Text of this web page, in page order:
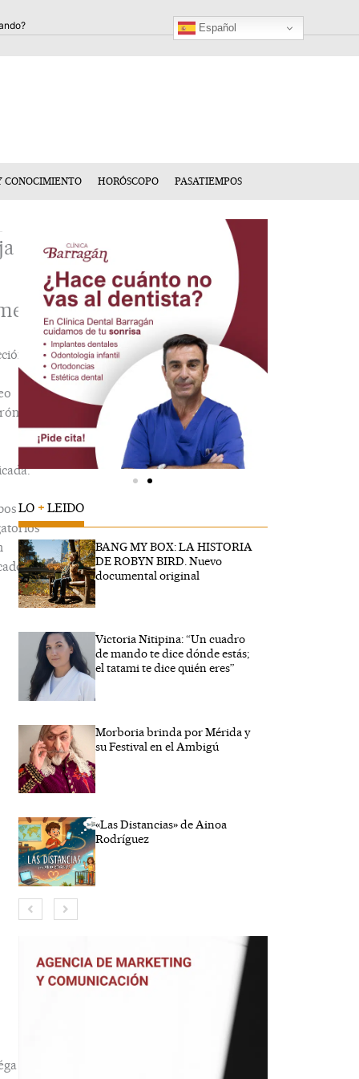
Español
CONOCIMIENTO HORÓSCOPO PASATIEMPOS
LO +LEIDO
BANG MY BOX: LA HISTORIA
DE ROBYN BIRD. Nuevo
documental original
Victoria Nitipina: “Un cuadro
de mando te dice dónde estás;
el tatami te dice quién eres”
Morboria brinda por Mérida y
su Festival en el Ambigú
«Las Distancias» de Ainoa
Rodríguez